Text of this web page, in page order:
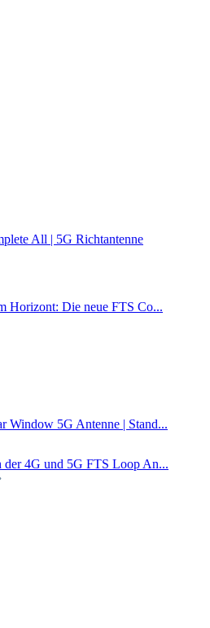
All | 5G Richtantenne
Horizont: Die neue FTS Co...
Window 5G Antenne | Stand...
der 4G und 5G FTS Loop An...